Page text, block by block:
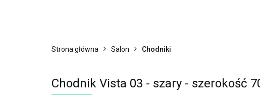
Strona główna Salon Chodniki
Chodnik Vista 03 - szary - szerokość